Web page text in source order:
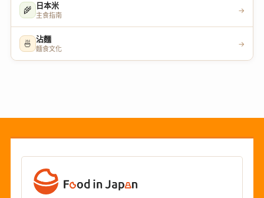
🌾 日本米
主食指南
→
🍜 沾麵
麵食文化
→